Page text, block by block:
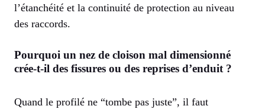
l’étanchéité et la continuité de protection au niveau
des raccords.
Pourquoi un nez de cloison mal dimensionné
crée-t-il des fissures ou des reprises d’enduit ?
Quand le profilé ne “tombe pas juste”, il faut